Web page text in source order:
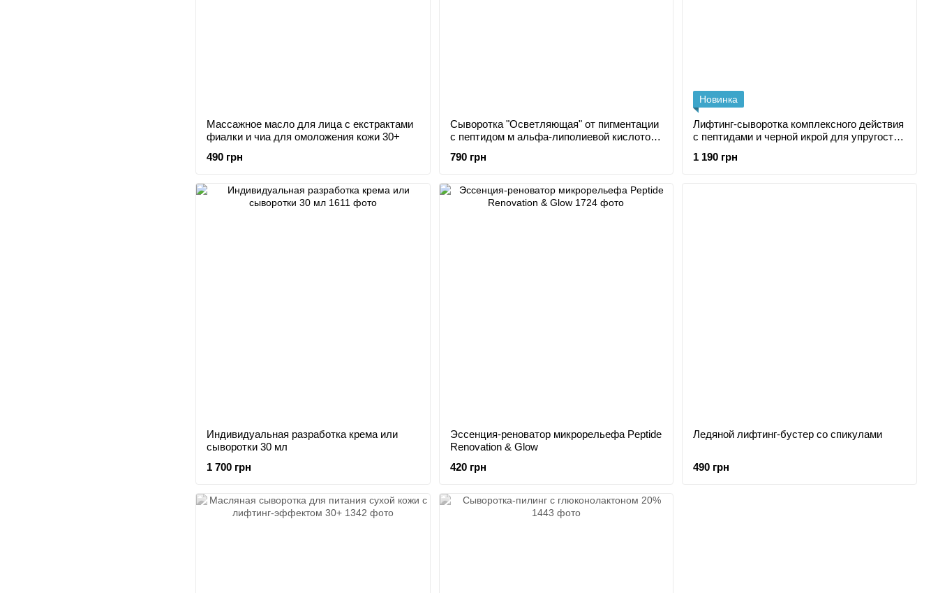
Массажное масло для лица с екстрактами
фиалки и чиа для омоложения кожи 30+
490 грн
Сыворотка "Осветляющая" от пигментации
с пептидом м альфа-липолиевой кислотой
790 грн
Новинка
Лифтинг-сыворотка комплексного действия
с пептидами и черной икрой для упругости
1 190 грн
Индивидуальная разработка крема или
сыворотки 30 мл
1 700 грн
Эссенция-реноватор микрорельефа Peptide
Renovation & Glow
420 грн
Ледяной лифтинг-бустер со спикулами
490 грн